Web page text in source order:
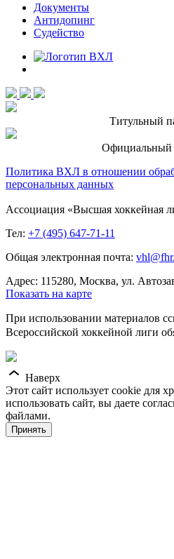
Документы
Антидопинг
Судейство
Титульный
Официальный
Политика ВХЛ в отношении
персональных данных
Ассоциация «Высшая хоккейная
Тел: +7 (495) 647-71-11
Общая электронная почта:
Адрес: 115280, Москва, ул.
Показать на карте
При использовании материалов
Всероссийской хоккейной лиги
Наверх
Этот сайт использует cookie для
использовать сайт, вы даете
файлами.
Принять